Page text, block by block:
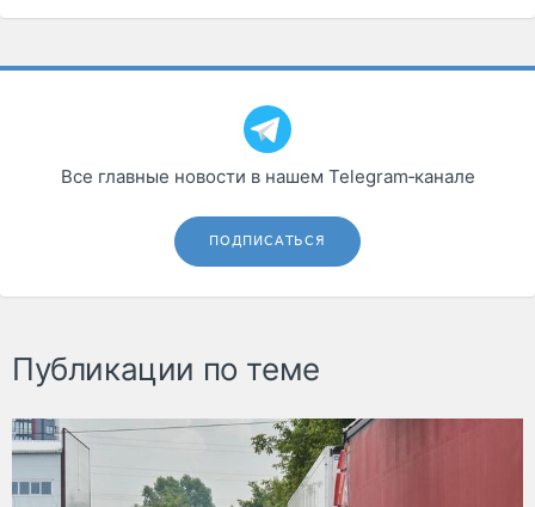
Все главные новости в нашем Telegram‑канале
ПОДПИСАТЬСЯ
Публикации по теме